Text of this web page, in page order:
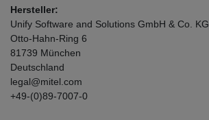
Hersteller:
Unify Software and Solutions GmbH & Co. KG
Otto-Hahn-Ring 6
81739 München
Deutschland
legal@mitel.com
+49-(0)89-7007-0